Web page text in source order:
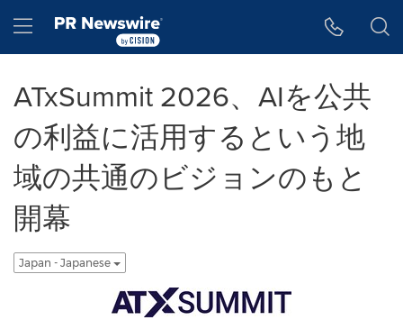
Hamburger menu
ATxSummit 2026、AIを公共
の利益に活用するという地
域の共通のビジョンのもと
開幕
Japan - Japanese